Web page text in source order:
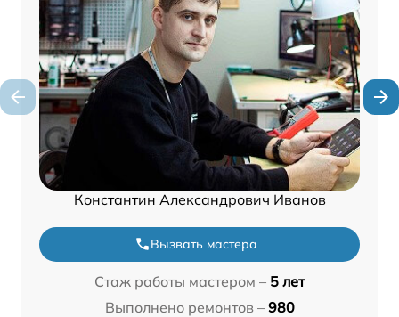
Константин Александрович Иванов
Вызвать мастера
Стаж работы мастером – 5 лет
Выполнено ремонтов – 980